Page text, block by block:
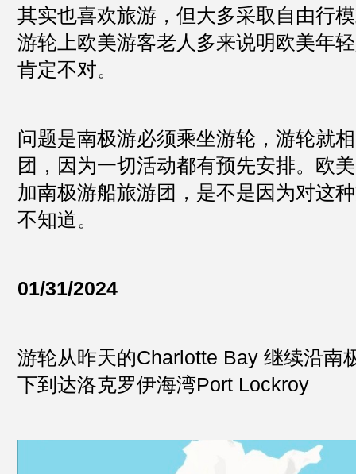
其实也喜欢旅游，但大多采取自由行
游轮上欧美游客老人多来说明欧美年
肯定不对。
问题是南极游必须乘坐游轮，游轮就
团，因为一切活动都有预先安排。欧
加南极游船旅游团，是不是因为对这
不知道。
01/31/2024
游轮从昨天的Charlotte Bay 继续沿南
下到达洛克罗伊海湾Port Lockroy